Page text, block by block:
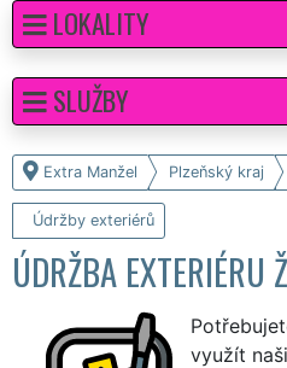
Extra Manžel Plzeňský kraj
Údržby exteriérů
ÚDRŽBA EXTERIÉRU
využít
LOKALITY
SLUŽBY